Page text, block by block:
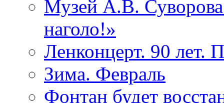
Музей А.В.
наголо!»
Ленконцерт. 90 лет.
Зима. Февраль
Фонтан будет